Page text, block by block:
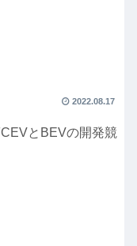
2022.08.17
とBEVの開発競